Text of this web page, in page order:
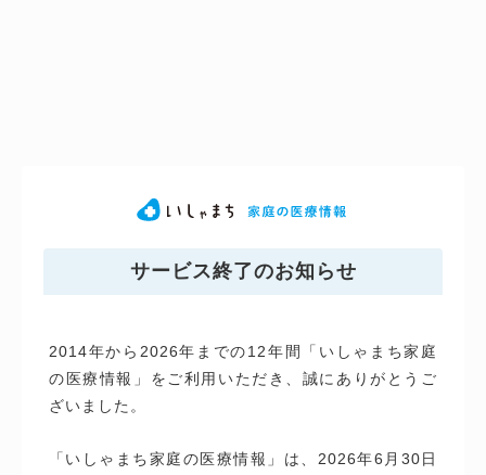
サービス終了のお知らせ
2014年から2026年までの12年間「いしゃまち家庭
の医療情報」をご利用いただき、誠にありがとうご
ざいました。
「いしゃまち家庭の医療情報」は、2026年6月30日